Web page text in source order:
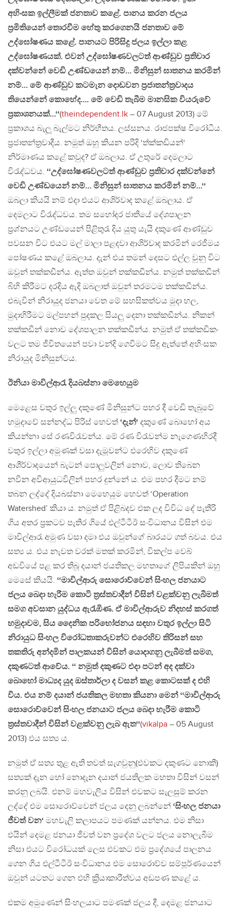
අහිංසක ඉල්ලීමක්‌ ජනතාව කළේ. පානය කරන ජලය
ප්‍රමිතියෙන් තොරවීම හේතු කරගෙනයි ජනතාව මේ
උද්ඝෝෂණය කළේ. පානයට පිරිසිදු ජලය ඉල්ලා කළ
උද්ඝෝෂණයක්‌. එවන් උද්ඝෝෂණවලටත් ආණ්‌ඩුව ප්‍රතිචාර
දක්‌වන්නේ වෙඩි උණ්‌ඩයෙන් නම්… මිනිසුන් ඝාතනය කරමින්
නම්… මේ ආණ්‌ඩුව කටමැන දොඩවන ප්‍රජාතන්ත්‍රවාදය
තියෙන්නේ කොහේද…. මේ වෙඩි තැබීම මානසික වියරුවේ
ප්‍රකාශනයක්‌…‘‘(theindependent.lk – 07 August 2013) මේ
ප්‍රකාශය බැලූ බැල්මට නිර්භීතය. ලස්සනය. රාජපක්ෂ විරෝධීය.
ප්‍රජාතන්ත්‍රවාදීය. නමුත් ඔහු කියන පරිදි ‘ත්ක්කඩියන්‘
නිර්මාණය කළේ කවුද? ඒ ඔබලාය. ඒ උතුරේ දෙමලාට
විරැද්ධවය. ‘‘උද්ඝෝෂණවලටත් ආණ්‌ඩුව ප්‍රතිචාර දක්‌වන්නේ
වෙඩි උණ්‌ඩයෙන් නම්… මිනිසුන් ඝාතනය කරමින් නම්…‘‘
ඔබලා කියයි නම් එදා එයට ආශිර්වාද කළේ ඔබලාය. ඒ
දෙමලාට විරැද්ධවය. තම සහෝදර ජාතියේ දේශපාලන
ප්‍රශ්නයට උණ්ඩයෙන් පිළිතුරැ දිය යුතු යැයි දකුණේ ආණ්ඩුව
පවසන විට එයට මල් මාලා පළදවා ආශිර්වාද කරමින් රෙජීමය
පෝෂණය කළේ ඔබලාය. දැන් එය තමන් දෙසට එල්ල වුනු විට
ඔවුන් තක්කඩීන්ය. ඇත්ත ඔවුන් තක්කඩීන්ය. නමුත් තක්කඩීන්
බිහි කිරීමට දරදිය ඇදි ඔබලාත් ඔවුන් තරමටම තක්කඩීන්ය.
එබැවින් නිරායුද ජනයා වෙත මේ සහසිකත්වය මුදා හල,
මුදාහිරීමට මල්පහන් පුදකල සියලු දෙනා තක්කඩීන්ය. නිකන්
තක්කඩීන් නොව දේශපාලන තක්කඩීන්ය. නමුත් ඒ තක්කඩිකං
වලට තම ජීවිතයෙන් පවා වන්දි ගෙවීමට සිදු ඇත්තේ අහිංසක
නිරායුද මිනිසුන්ටය.
ඊනියා මාවිල්ආරැ දියබස්නා මෙහෙයුම
මෙළෙස වතුර ඉල්ලු දකුණේ මිනිසුන්ට පහර දී වෙඩි තැබුවේ
හමුදාවේ සන්නද්ධ පිරිස් හෙවත් ‘දැන්‘ දකුණේ බොහෝ අය
කියන්නා සේ රණවිරැවන්ය. මේ රණ විරැවන්ම නැගෙණහිරදී
වතුර ඉල්ලා අමුණක් වසා දැමූවන්ට එරෙහිව දකුණේ
ආශීර්වාදයෙන් බැටන් පොලුවලින් නොව, ලොව තිබෙන
නවීන අවිආයුධවිලින් පහර දුන්නේ ය. එම පහර දීමට නම්
තබන ලද්දේ දියබස්නා මෙහෙයුම හෙවත් ‘Operation
Watershed’ කියා ය. නමුත් ඒ පිළිබදව එක ලද විවිධ දේ පැතීරි
ගිය අතර ප්‍රකටව පැතිර ගියේ එල්ටීටීඊ සංවිධානය විසින් එම
මාවිල්ආරැ අමුණ වසා දමා එය ඔවුන්ගේ බාරයට ගත් බවය. එය
සත්‍ය ය. එය නැවත වරක් මතක් කරමින්, විකල්ප වෙබ්
අඩවියේ පළ කර තිබූ දයාන් ජයතිකල මහතාගේ ලිපියකින් ඔහු
මෙසේ කියයි. ‘‘මාවිල්ආරු සොරොව්වෙන් සිංහල ජනයාට
ජලය බෙදා හැරීම කොටි ත‍්‍රස්තවාදීන් විසින් වළක්වනු ලැබීමත්
සමග අවසාන යුද්ධය ඇරැඹිණ. ඒ මාවිල්ආරුව නිදහස් කරගත්
හමුදාවම, සිය දෛනික පරිභෝජනය සඳහා වතුර ඉල්ලා සිටි
නිරායුධ සිංහල විරෝධතාකරුවන්ට එරෙහිව තිරිසන් සහ
තකතිරු අන්දමින් පාලකයන් විසින් යොදාගනු ලැබීමත් සමග,
දකුණටත් ආවේය. ‘‘ නමුත් දකුණට එදා පටන් අද දක්වා
බොහෝ මාධ්‍යද යුද ඔස්තාර්ලා ද වසන් කළ කොටසක් ද එහි
විය. එය නම් දයාන් ජයතිකල මහතා කියනා මෙන් ‘‘මාවිල්ආරු
සොරොව්වෙන් සිංහල ජනයාට ජලය බෙදා හැරීම කොටි
ත‍්‍රස්තවාදීන් විසින් වළක්වනු ලැබ ඇත‘‘(vikalpa – 05 August
2013) එය සත්‍ය ය.
නමුත් ඒ සත්‍ය තුළ ඇති තවත් සැගවුනු(එවකට දකුණට නොකී)
සත්‍යක් දැන හෝ නොදැන දයාන් ජයතිලක මහතා විසින් වසන්
කරනු ලබයි. එනම් මහවැලිය විසින් එවකට සැලසුම් කරන
ලද්දේ එම සොරොව්වෙන් ජලය දෙනු ලබන්නේ ‘සිංහල ජනයා
ජීවත් වන‘ මහවැලි කලාපයට පමණක් යන්නය. එම නිසා
එයින් දෙමළ ජනයා ජීවත් වන ප්‍රදේශ වලට ජලය නොලැබීම
නිසා එයට විරෝධයක් ලෙස එවකට එම ප්‍රදේශයේ පාලනය
ගෙන ගිය එල්ටීටීඊ සංවිධානය එම සොරොව්ව සම්පූර්ණයෙන්
ඔවුන් යටතට ගෙන එහි ක්‍රියාකාරීත්වය අඩපණ කළේ ය.
එකම අමුණෙන් සිංහලයාට පමණක් ජලය දී, දෙමළ ජනයාට